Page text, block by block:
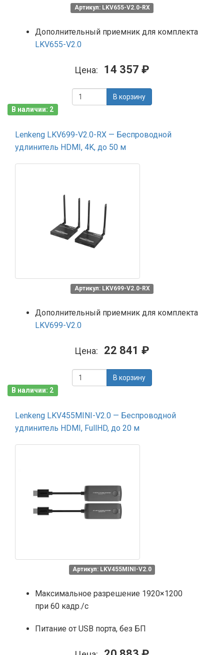
Артикул: LKV655-V2.0-RX
Дополнительный приемник для комплекта
LKV655-V2.0
Цена: 14 357 ₽
В корзину
В наличии: 2
Lenkeng LKV699-V2.0-RX — Беспроводной
удлинитель HDMI, 4K, до 50 м
Артикул: LKV699-V2.0-RX
Дополнительный приемник для комплекта
LKV699-V2.0
Цена: 22 841 ₽
В корзину
В наличии: 2
Lenkeng LKV455MINI-V2.0 — Беспроводной
удлинитель HDMI, FullHD, до 20 м
Артикул: LKV455MINI-V2.0
Максимальное разрешение 1920×1200
при 60 кадр./с
Питание от USB порта, без БП